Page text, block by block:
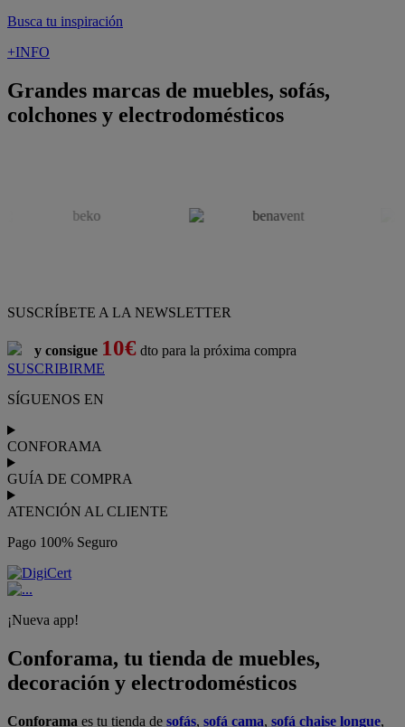
Busca tu inspiración
+INFO
Grandes marcas de muebles, sofás,
colchones y electrodomésticos
SUSCRÍBETE A LA NEWSLETTER
y consigue 10€ dto para la próxima compra
SUSCRIBIRME
SÍGUENOS EN
CONFORAMA
GUÍA DE COMPRA
ATENCIÓN AL CLIENTE
Pago 100% Seguro
¡Nueva app!
Conforama, tu tienda de muebles,
decoración y electrodomésticos
Conforama es tu tienda de sofás, sofá cama, sofá chaise longue,